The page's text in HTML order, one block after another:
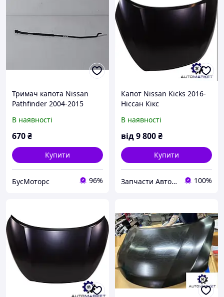
Тримач капота Nissan
Pathfinder 2004-2015
В наявності
670₴
Купити
БусМоторс 96%
Капот Nissan Kicks 2016-
Ніссан Кікс
В наявності
від9 800₴
Купити
Запчасти Автомаркет™ 100%